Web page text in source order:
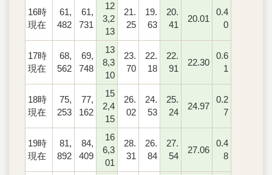
16時
現在
61,
482
61,
731
12
3,2
13
21.
25
19.
63
20.
41
20.01
0.4
0
17時
現在
68,
562
69,
748
13
8,3
10
23.
70
22.
18
22.
91
22.30
0.6
1
18時
現在
75,
253
77,
162
15
2,4
15
26.
02
24.
53
25.
24
24.97
0.2
7
19時
現在
81,
892
84,
409
16
6,3
01
28.
31
26.
84
27.
54
27.06
0.4
8